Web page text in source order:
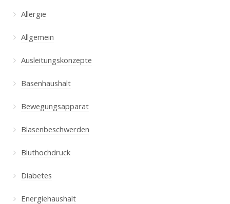
Allergie
Allgemein
Ausleitungskonzepte
Basenhaushalt
Bewegungsapparat
Blasenbeschwerden
Bluthochdruck
Diabetes
Energiehaushalt